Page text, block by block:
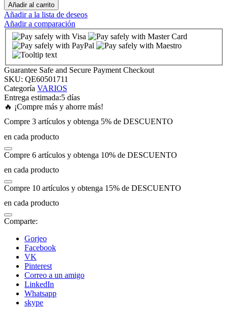
Añadir al carrito
Añadir a la lista de deseos
Añadir a comparación
Guarantee Safe and Secure Payment Checkout
SKU: QE60501711
Categoría VARIOS
Entrega estimada:5 días
🔥 ¡Compre más y ahorre más!
Compre 3 artículos y obtenga 5% de DESCUENTO
en cada producto
Compre 6 artículos y obtenga 10% de DESCUENTO
en cada producto
Compre 10 artículos y obtenga 15% de DESCUENTO
en cada producto
Comparte:
Gorjeo
Facebook
VK
Pinterest
Correo a un amigo
LinkedIn
Whatsapp
skype